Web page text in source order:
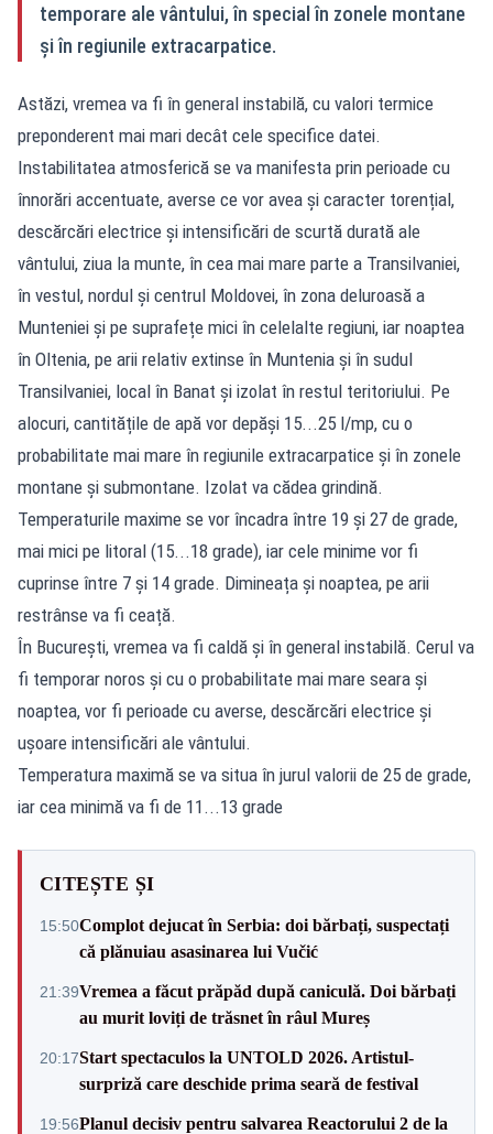
temporare ale vântului, în special în zonele montane
și în regiunile extracarpatice.
Astăzi, vremea va fi în general instabilă, cu valori termice
preponderent mai mari decât cele specifice datei.
Instabilitatea atmosferică se va manifesta prin perioade cu
înnorări accentuate, averse ce vor avea și caracter torențial,
descărcări electrice și intensificări de scurtă durată ale
vântului, ziua la munte, în cea mai mare parte a Transilvaniei,
în vestul, nordul și centrul Moldovei, în zona deluroasă a
Munteniei și pe suprafețe mici în celelalte regiuni, iar noaptea
în Oltenia, pe arii relativ extinse în Muntenia și în sudul
Transilvaniei, local în Banat și izolat în restul teritoriului. Pe
alocuri, cantitățile de apă vor depăși 15...25 l/mp, cu o
probabilitate mai mare în regiunile extracarpatice și în zonele
montane și submontane. Izolat va cădea grindină.
Temperaturile maxime se vor încadra între 19 și 27 de grade,
mai mici pe litoral (15...18 grade), iar cele minime vor fi
cuprinse între 7 și 14 grade. Dimineața și noaptea, pe arii
restrânse va fi ceață.
În București, vremea va fi caldă și în general instabilă. Cerul va
fi temporar noros și cu o probabilitate mai mare seara și
noaptea, vor fi perioade cu averse, descărcări electrice și
ușoare intensificări ale vântului.
Temperatura maximă se va situa în jurul valorii de 25 de grade,
iar cea minimă va fi de 11...13 grade
CITEȘTE ȘI
15:50Complot dejucat în Serbia: doi bărbați, suspectați
că plănuiau asasinarea lui Vučić
21:39Vremea a făcut prăpăd după caniculă. Doi bărbați
au murit loviți de trăsnet în râul Mureș
20:17Start spectaculos la UNTOLD 2026. Artistul-
surpriză care deschide prima seară de festival
19:56Planul decisiv pentru salvarea Reactorului 2 de la